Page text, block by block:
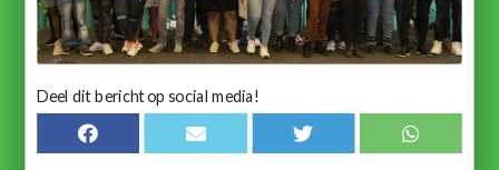
Deel dit bericht op social media!